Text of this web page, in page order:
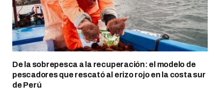
De la sobrepesca a la recuperación: el modelo de
pescadores que rescató al erizo rojo en la costa sur
de Perú